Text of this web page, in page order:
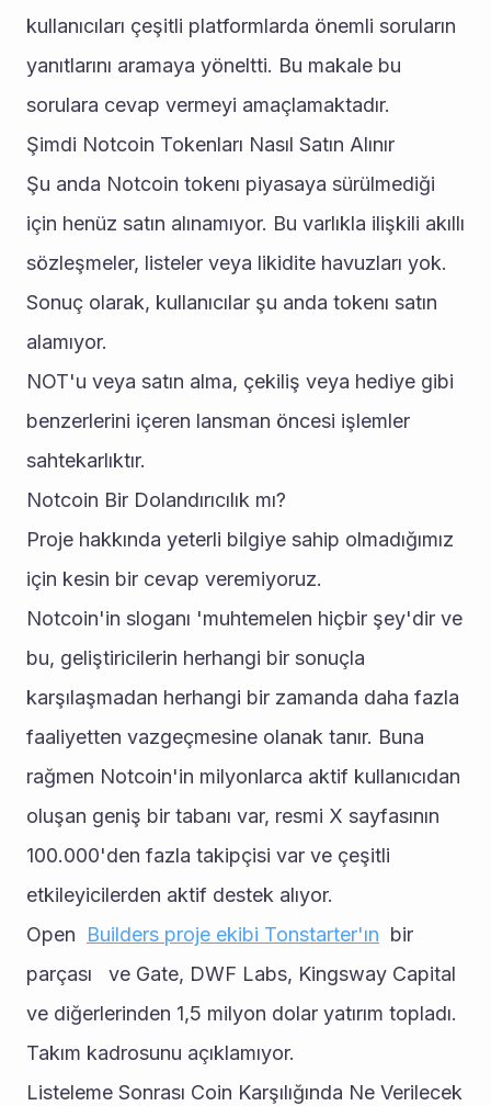
kullanıcıları çeşitli platformlarda önemli soruların
yanıtlarını aramaya yöneltti. Bu makale bu
sorulara cevap vermeyi amaçlamaktadır.
Şimdi Notcoin Tokenları Nasıl Satın Alınır
Şu anda Notcoin tokenı piyasaya sürülmediği
için henüz satın alınamıyor. Bu varlıkla ilişkili akıllı
sözleşmeler, listeler veya likidite havuzları yok.
Sonuç olarak, kullanıcılar şu anda tokenı satın
alamıyor.
NOT'u veya satın alma, çekiliş veya hediye gibi
benzerlerini içeren lansman öncesi işlemler
sahtekarlıktır.
Notcoin Bir Dolandırıcılık mı?
Proje hakkında yeterli bilgiye sahip olmadığımız
için kesin bir cevap veremiyoruz.
Notcoin'in sloganı 'muhtemelen hiçbir şey'dir ve
bu, geliştiricilerin herhangi bir sonuçla
karşılaşmadan herhangi bir zamanda daha fazla
faaliyetten vazgeçmesine olanak tanır. Buna
rağmen Notcoin'in milyonlarca aktif kullanıcıdan
oluşan geniş bir tabanı var, resmi X sayfasının
100.000'den fazla takipçisi var ve çeşitli
etkileyicilerden aktif destek alıyor.
Open Builders proje ekibi Tonstarter'ın bir
parçası   ve Gate, DWF Labs, Kingsway Capital
ve diğerlerinden 1,5 milyon dolar yatırım topladı.
Takım kadrosunu açıklamıyor.
Listeleme Sonrası Coin Karşılığında Ne Verilecek